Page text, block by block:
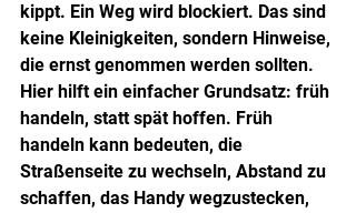
kippt. Ein Weg wird blockiert. Das sind
keine Kleinigkeiten, sondern Hinweise,
die ernst genommen werden sollten.
Hier hilft ein einfacher Grundsatz: früh
handeln, statt spät hoffen. Früh
handeln kann bedeuten, die
Straßenseite zu wechseln, Abstand zu
schaffen, das Handy wegzustecken,